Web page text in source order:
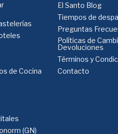
de Cocina
(GN)
El Santo Blog
Tiempos de
Preguntas
Políticas de
Devoluciones
Términos y
Contacto